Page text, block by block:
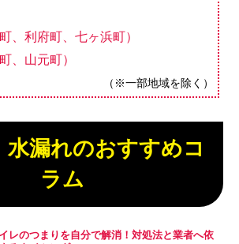
、利府町、七ヶ浜町）
、山元町）
（※一部地域を除く）
水漏れのおすすめコ
ラム
イレのつまりを自分で解消！対処法と業者へ依